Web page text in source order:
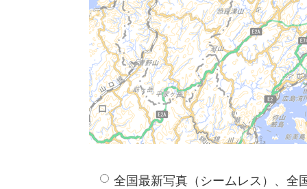
全国最新写真（シームレス）、全